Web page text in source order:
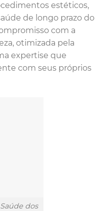
estéticos,
de longo prazo do
com a
otimizada pela
expertise que
com seus próprios
dos